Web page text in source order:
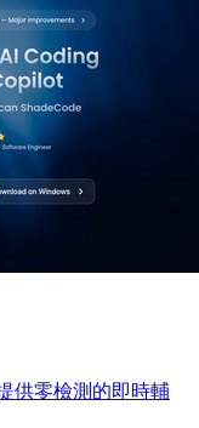
供零檢測的即時輔